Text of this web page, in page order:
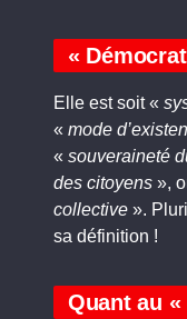
«
Elle est soit «
« mode
« souveraineté
des citoyens »,
collective ».
sa définition !
Quant au